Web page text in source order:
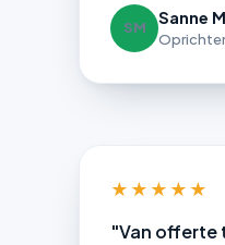
SM
Sanne
★★★★★
"Van offerte